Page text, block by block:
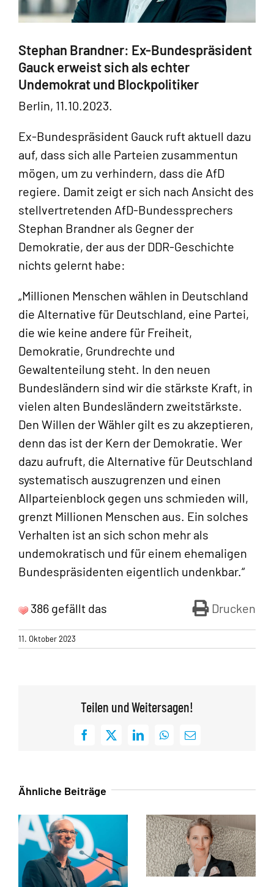
Stephan Brandner: Ex-Bundespräsident
Gauck erweist sich als echter
Undemokrat und Blockpolitiker
Berlin, 11.10.2023.
Ex-Bundespräsident Gauck ruft aktuell dazu
auf, dass sich alle Parteien zusammentun
mögen, um zu verhindern, dass die AfD
regiere. Damit zeigt er sich nach Ansicht des
stellvertretenden AfD-Bundessprechers
Stephan Brandner als Gegner der
Demokratie, der aus der DDR-Geschichte
nichts gelernt habe:
„Millionen Menschen wählen in Deutschland
die Alternative für Deutschland, eine Partei,
die wie keine andere für Freiheit,
Demokratie, Grundrechte und
Gewaltenteilung steht. In den neuen
Bundesländern sind wir die stärkste Kraft, in
vielen alten Bundesländern zweitstärkste.
Den Willen der Wähler gilt es zu akzeptieren,
denn das ist der Kern der Demokratie. Wer
dazu aufruft, die Alternative für Deutschland
systematisch auszugrenzen und einen
Allparteienblock gegen uns schmieden will,
grenzt Millionen Menschen aus. Ein solches
Verhalten ist an sich schon mehr als
undemokratisch und für einem ehemaligen
Bundespräsidenten eigentlich undenkbar.“
Drucken
386 gefällt das
11. Oktober 2023
Teilen und Weitersagen!
Facebook
X LinkedInWhatsApp
E-
Ähnliche Beiträge